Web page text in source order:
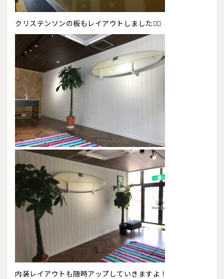
クリステンソンの板もレイアウトしました🏄‍♂️
内装レイアウトも随時アップしていきますよ！